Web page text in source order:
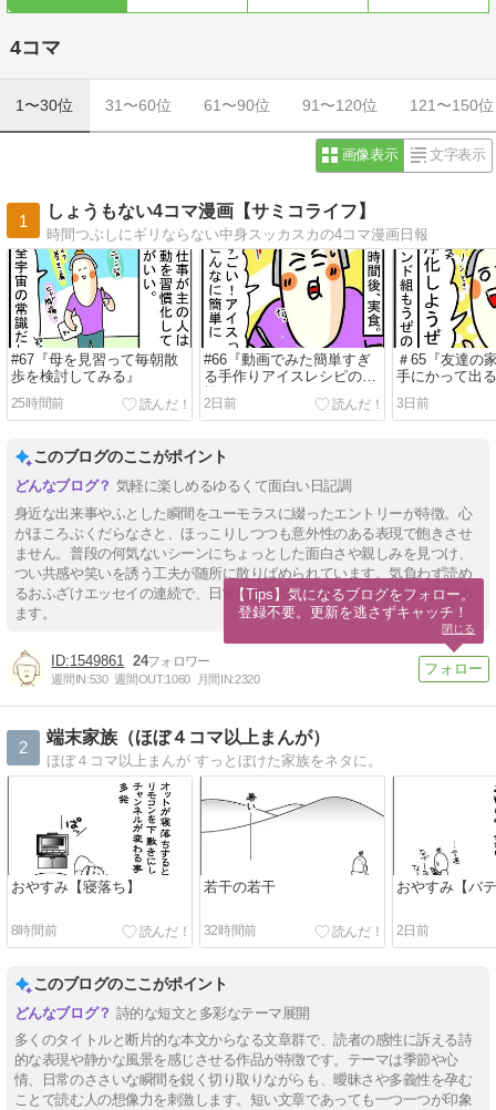
4コマ
1〜30位 31〜60位 61〜90位 91〜120位 121〜150位
画像表示 文字表示
1
しょうもない4コマ漫画【サミコライフ】
時間つぶしにギリならない中身スッカスカの4コマ漫画日報
#67『母を見習って毎朝散
歩を検討してみる』
25時間前
#66『動画でみた簡単すぎ
る手作りアイスレシピの挑
戦』
2日前
＃65『友達の
手にかって出
3日前
このブログのここがポイント
気軽に楽しめるゆるくて面白い日記調
身近な出来事やふとした瞬間をユーモラスに綴ったエントリーが特徴。心
がほころぶくだらなさと、ほっこりしつつも意外性のある表現で飽きさせ
ません。普段の何気ないシーンにちょっとした面白さや親しみを見つけ、
つい共感や笑いを誘う工夫が随所に散りばめられています。気負わず読め
るおふざけエッセイの連続で、日常のささやかな幸せやほのぼのを楽しめ
ます。
1549861 24
週間IN:530 週間OUT:1060 月間IN:2320
2
端末家族（ほぼ４コマ以上まんが）
ほぼ４コマ以上まんが すっとぼけた家族をネタに。
おやすみ【寝落ち】
8時間前
若干の若干
32時間前
おやすみ【バ
2日前
このブログのここがポイント
詩的な短文と多彩なテーマ展開
多くのタイトルと断片的な本文からなる文章群で、読者の感性に訴える詩
的な表現や静かな風景を感じさせる作品が特徴です。テーマは季節や心
情、日常のささいな瞬間を鋭く切り取りながらも、曖昧さや多義性を孕む
ことで読む人の想像力を刺激します。短い文章であっても一つ一つが印象
【Tips】気になるブログをフォロー。
登録不要。更新を逃さずキャッチ！
閉じる